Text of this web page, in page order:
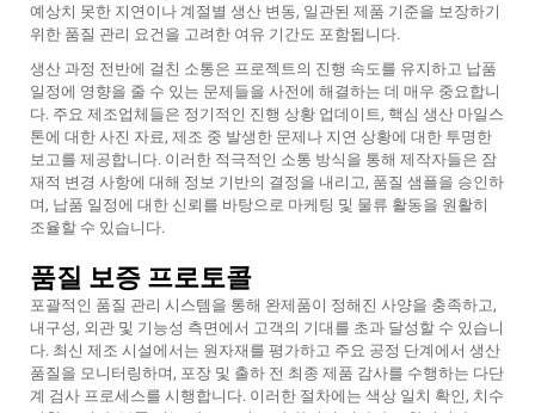
예상치 못한 지연이나 계절별 생산 변동, 일관된 제품 기준을 보장하기
위한 품질 관리 요건을 고려한 여유 기간도 포함됩니다.
생산 과정 전반에 걸친 소통은 프로젝트의 진행 속도를 유지하고 납품
일정에 영향을 줄 수 있는 문제들을 사전에 해결하는 데 매우 중요합니
다. 주요 제조업체들은 정기적인 진행 상황 업데이트, 핵심 생산 마일스
톤에 대한 사진 자료, 제조 중 발생한 문제나 지연 상황에 대한 투명한
보고를 제공합니다. 이러한 적극적인 소통 방식을 통해 제작자들은 잠
재적 변경 사항에 대해 정보 기반의 결정을 내리고, 품질 샘플을 승인하
며, 납품 일정에 대한 신뢰를 바탕으로 마케팅 및 물류 활동을 원활히
조율할 수 있습니다.
품질 보증 프로토콜
포괄적인 품질 관리 시스템을 통해 완제품이 정해진 사양을 충족하고,
내구성, 외관 및 기능성 측면에서 고객의 기대를 초과 달성할 수 있습니
다. 최신 제조 시설에서는 원자재를 평가하고 주요 공정 단계에서 생산
품질을 모니터링하며, 포장 및 출하 전 최종 제품 감사를 수행하는 다단
계 검사 프로세스를 시행합니다. 이러한 절차에는 색상 일치 확인, 치수